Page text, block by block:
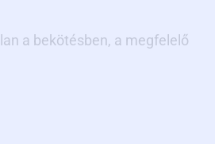
a bekötésben, a megfelelő